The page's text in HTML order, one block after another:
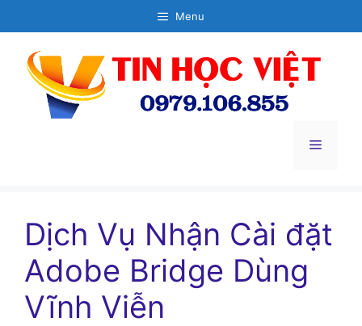
đến
dung
Menu
Menu
Dịch Vụ Nhận Cài đặt
Adobe Bridge Dùng
Vĩnh Viễn